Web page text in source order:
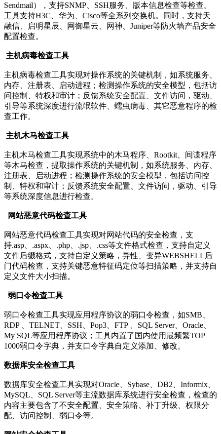
Sendmail），支持SNMP、SSH服务、版本信息检查等检查。
工具支持H3C、华为、Cisco等全系列交换机。同时，支持天
融信、启明星辰、网御星云、网神、Juniper等防火墙产品安全
配置检查。
主机病毒检查工具
主机病毒检查工具实现对操作系统的关键机制，如系统服务、
内存、注册表、启动进程；检测操作系统的安全模型，包括访
问控制、特权和审计；反馈系统安全配置、文件访问，驱动、
引导等系统深度进行流氓软件、蠕虫病毒、其它恶意程序的检
查工作。
主机木马检查工具
主机木马检查工具实现系统中的木马程序、Rootkit、间谍程序
等木马检查，提取操作系统的关键机制，如系统服务、内存、
注册表、启动进程；检测操作系统的安全模型，包括访问控
制、特权和审计；反馈系统安全配置、文件访问，驱动、引导
等系统深度信息进行检查。
网站恶意代码检查工具
网站恶意代码检查工具实现对网站代码的安全检查，支
持.asp、.aspx、.php、.jsp、.css等文件格式检查，支持自定义
文件后缀格式，支持自定义策略，异性、变异WEBSHELL后
门代码检查，支持关键恶意特征码定位等扫描策略，并支持自
定义文件大小扫描。
弱口令检查工具
弱口令检查工具实现应用程序协议的弱口令检查，如SMB、
RDP 、TELNET、SSH、Pop3、FTP 、SQL Server、Oracle、
My SQL等应用程序协议；工具内置了国内使用最频繁TOP
1000弱口令字典，并支口令字典自定义添加、修改。
数据库安全检查工具
数据库安全检查工具实现对Oracle、Sybase、DB2、Informix、
MySQL、SQL Server等主流数据库系统进行安全检查，检查的
内容主要包含了不安全配置、安全策略、补丁升级、权限分
配、访问控制、弱口令等。